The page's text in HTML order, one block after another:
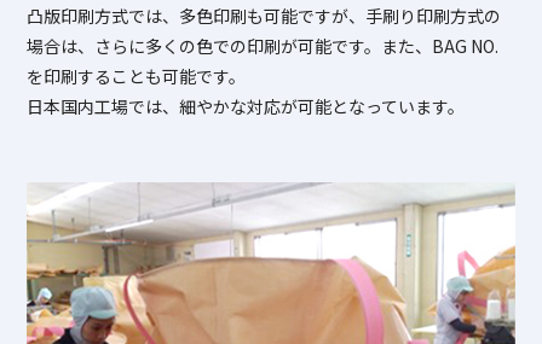
凸版印刷方式では、多色印刷も可能ですが、手刷り印刷方式の
場合は、さらに多くの色での印刷が可能です。また、BAG NO.
を印刷することも可能です。
日本国内工場では、細やかな対応が可能となっています。